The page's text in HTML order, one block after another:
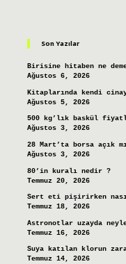
Son Yazılar
Birisine hitaben ne
Ağustos 6, 2026
Kitaplarında kendi
Ağustos 5, 2026
500 kg’lık baskül
Ağustos 3, 2026
28 Mart’ta borsa açık
Ağustos 3, 2026
80’in kuralı nedir ?
Temmuz 20, 2026
Sert eti pişirirken
Temmuz 18, 2026
Astronotlar uzayda
Temmuz 16, 2026
Suya katılan klorun
Temmuz 14, 2026